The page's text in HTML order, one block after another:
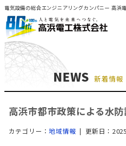
電気設備の総合エンジニアリングカンパニー 高浜
NEWS 新着情報
高浜市都市政策による水
カテゴリー：地域情報 | 更新日：